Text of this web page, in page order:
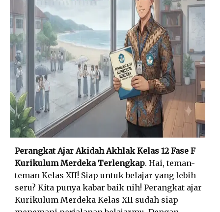
Perangkat Ajar Akidah Akhlak Kelas 12 Fase F
Kurikulum Merdeka Terlengkap. Hai, teman-
teman Kelas XII! Siap untuk belajar yang lebih
seru? Kita punya kabar baik nih! Perangkat ajar
Kurikulum Merdeka Kelas XII sudah siap